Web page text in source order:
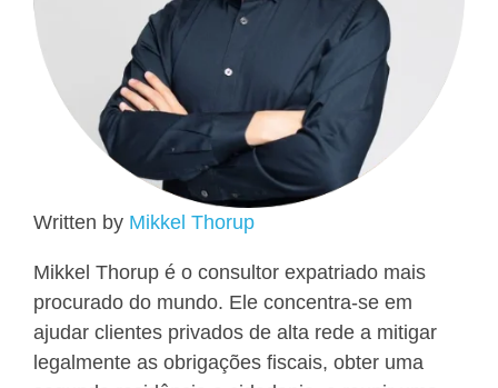
Written by Mikkel Thorup
Mikkel Thorup é o consultor expatriado mais
procurado do mundo. Ele concentra-se em
ajudar clientes privados de alta rede a mitigar
legalmente as obrigações fiscais, obter uma